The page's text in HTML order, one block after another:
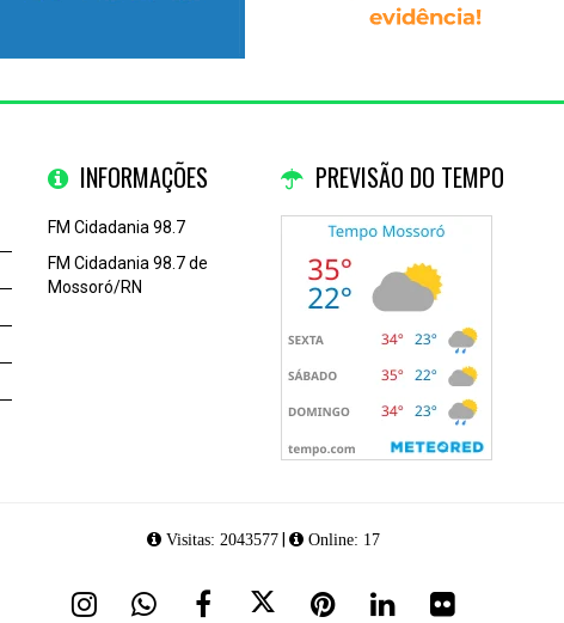
INFORMAÇÕES
FM Cidadania 98.7
FM Cidadania 98.7 de
Mossoró/RN
PREVISÃO DO TEMPO
Visitas: 2043577| Online: 17